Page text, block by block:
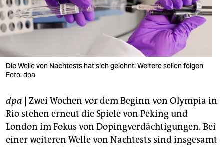
wahrheit
verlag
verlag
veranstaltungen
shop
fragen & hilfe
unterstützen
Die Welle von Nachtests hat sich gelohnt. Weitere sollen folgen
Foto: dpa
dpa | Zwei Wochen vor dem Beginn von Olympia in
Rio stehen erneut die Spiele von Peking und
London im Fokus von Dopingverdächtigungen. Bei
einer weiteren Welle von Nachtests sind insgesamt